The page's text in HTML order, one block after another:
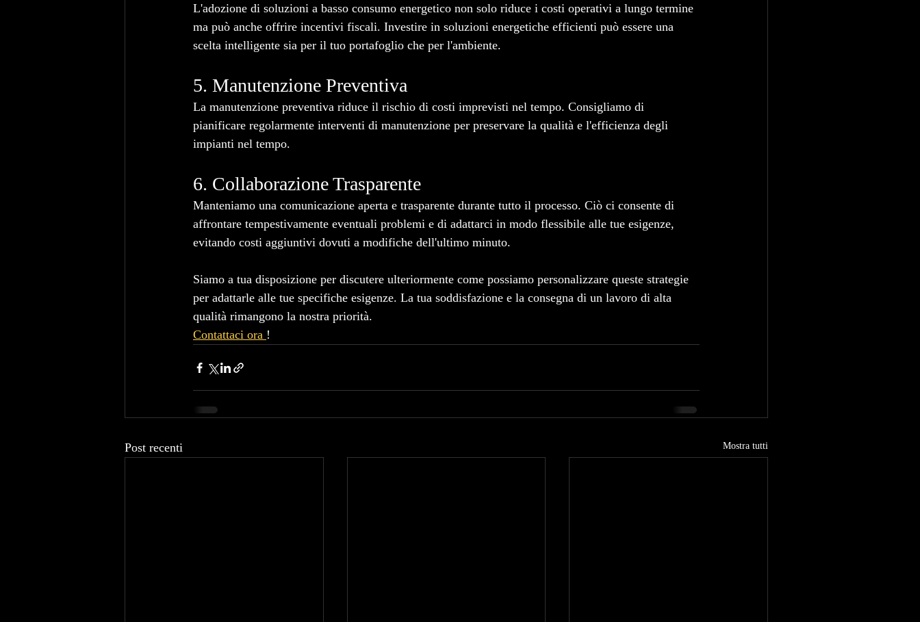
L'adozione di soluzioni a basso consumo energetico non solo riduce i costi operativi a lungo termine
ma può anche offrire incentivi fiscali. Investire in soluzioni energetiche efficienti può essere una
scelta intelligente sia per il tuo portafoglio che per l'ambiente.
5. Manutenzione Preventiva
La manutenzione preventiva riduce il rischio di costi imprevisti nel tempo. Consigliamo di
pianificare regolarmente interventi di manutenzione per preservare la qualità e l'efficienza degli
impianti nel tempo.
6. Collaborazione Trasparente
Manteniamo una comunicazione aperta e trasparente durante tutto il processo. Ciò ci consente di
affrontare tempestivamente eventuali problemi e di adattarci in modo flessibile alle tue esigenze,
evitando costi aggiuntivi dovuti a modifiche dell'ultimo minuto.
Siamo a tua disposizione per discutere ulteriormente come possiamo personalizzare queste strategie
per adattarle alle tue specifiche esigenze. La tua soddisfazione e la consegna di un lavoro di alta
qualità rimangono la nostra priorità.
Contattaci ora !
Post recenti Mostra tutti